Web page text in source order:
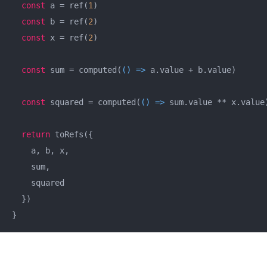
const a = ref(1 )
const b = ref(2)
const x = ref(2)
const sum = computed( () => a.value + b.value)
const squared = computed( () => sum.value **
return toRefs({
    a, b, x,
    sum,
    squared
  })
}